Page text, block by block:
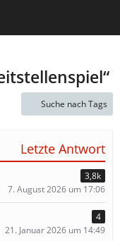
Suche nach Tags
Letzte Antwort
3,8k
7. August 2026 um 17:06
4
21. Januar 2026 um 14:49